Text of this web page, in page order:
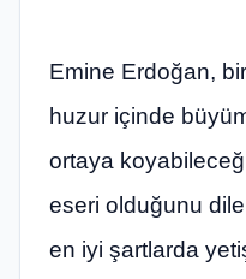
Emine Erdoğan,
huzur içinde
ortaya
eseri olduğunu
en iyi şartlarda